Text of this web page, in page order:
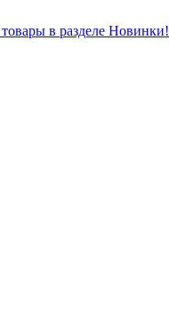
в разделе Новинки!